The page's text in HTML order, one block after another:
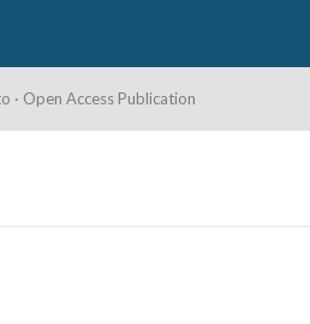
· Open Access Publication